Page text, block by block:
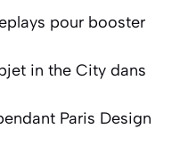
pour booster
in the City dans
Paris Design